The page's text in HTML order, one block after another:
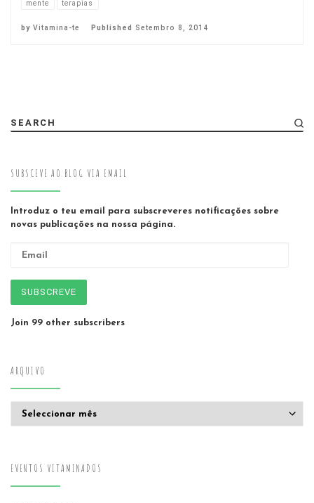
mente
terapias
by Vitamina-te Published Setembro 8, 2014
SEARCH
SUBSCEVE AO BLOG VIA EMAIL
Introduz o teu email para subscreveres notificações sobre
novas publicações na nossa página.
SUBSCREVE
Join 99 other subscribers
ARQUIVO
EVENTOS VITAMINADOS